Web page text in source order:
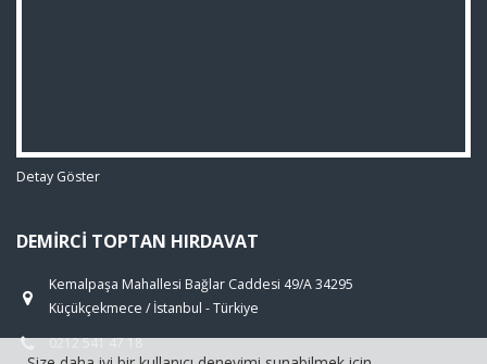
Detay Göster
DEMIRCI TOPTAN HIRDAVAT
Kemalpaşa Mahallesi Bağlar Caddesi 49/A 34295
Küçükçekmece / İstanbul - Türkiye
0212 541 47 18